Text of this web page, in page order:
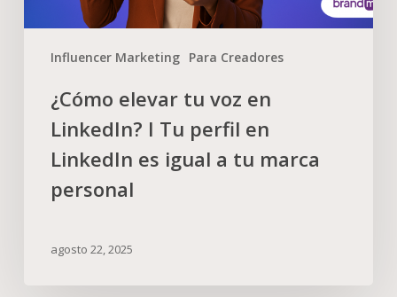
Influencer Marketing Para Creadores
¿Cómo elevar tu voz en
LinkedIn? I Tu perfil en
LinkedIn es igual a tu marca
personal
agosto 22, 2025